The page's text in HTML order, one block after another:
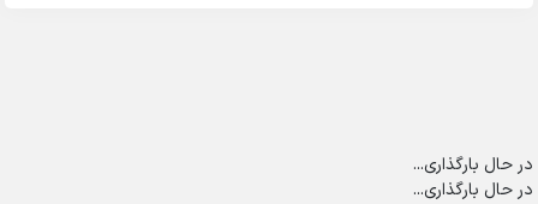
در حال بارگذاری...
در حال بارگذاری...